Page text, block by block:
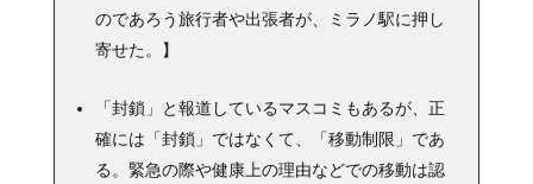
のであろう旅行者や出張者が、ミラノ駅に押し
寄せた。】
「封鎖」と報道しているマスコミもあるが、正
確には「封鎖」ではなくて、「移動制限」であ
る。緊急の際や健康上の理由などでの移動は認